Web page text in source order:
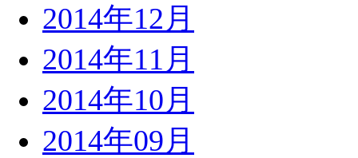
2014年12月
2014年11月
2014年10月
2014年09月